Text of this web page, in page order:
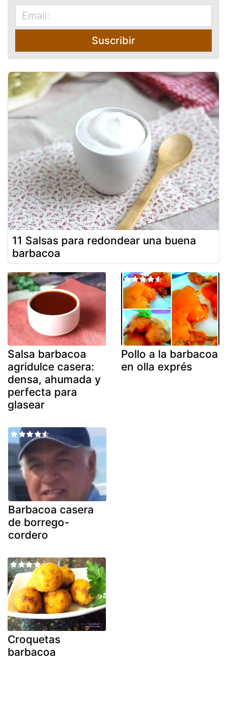
Suscribir
11 Salsas para redondear una buena
barbacoa
Salsa barbacoa
agridulce casera:
densa, ahumada y
perfecta para
glasear
Pollo a la barbacoa
en olla exprés
Barbacoa casera
de borrego-
cordero
Croquetas
barbacoa